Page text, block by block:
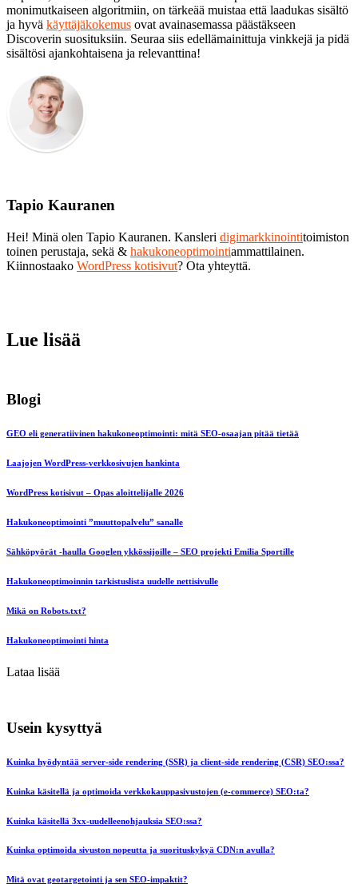
monimutkaiseen algoritmiin, on tärkeää muistaa että laadukas sisältö
ja hyvä käyttäjäkokemus ovat avainasemassa päästäkseen
Discoverin suosituksiin. Seuraa siis edellämainittuja vinkkejä ja pidä
sisältösi ajankohtaisena ja relevanttina!
Tapio Kauranen
Hei! Minä olen Tapio Kauranen. Kansleri digimarkkinointitoimiston
toinen perustaja, sekä & hakukoneoptimointiammattilainen.
Kiinnostaako WordPress kotisivut? Ota yhteyttä.
Lue lisää
Blogi
GEO eli generatiivinen hakukoneoptimointi: mitä SEO-osaajan pitää tietää
Laajojen WordPress-verkkosivujen hankinta
WordPress kotisivut – Opas aloittelijalle 2026
Hakukoneoptimointi ”muuttopalvelu” sanalle
Sähköpyörät -haulla Googlen ykkössijoille – SEO projekti Emilia Sportille
Hakukoneoptimoinnin tarkistuslista uudelle nettisivulle
Mikä on Robots.txt?
Hakukoneoptimointi hinta
Lataa lisää
Usein kysyttyä
Kuinka hyödyntää server-side rendering (SSR) ja client-side rendering (CSR) SEO:ssa?
Kuinka käsitellä ja optimoida verkkokauppasivustojen (e-commerce) SEO:ta?
Kuinka käsitellä 3xx-uudelleenohjauksia SEO:ssa?
Kuinka optimoida sivuston nopeutta ja suorituskykyä CDN:n avulla?
Mitä ovat geotargetointi ja sen SEO-impaktit?